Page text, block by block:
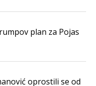
plan za Pojas
oprostili se od